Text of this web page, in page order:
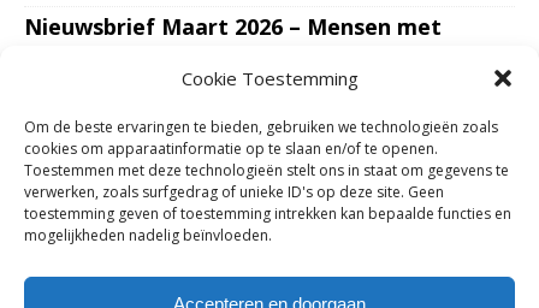
Cookie Toestemming
Om de beste ervaringen te bieden, gebruiken we technologieën zoals
cookies om apparaatinformatie op te slaan en/of te openen.
Toestemmen met deze technologieën stelt ons in staat om gegevens te
verwerken, zoals surfgedrag of unieke ID's op deze site. Geen
toestemming geven of toestemming intrekken kan bepaalde functies en
mogelijkheden nadelig beïnvloeden.
Accepteren en doorgaan
Nieuwsbrief Maart 2026 – Mensen met
Nieuwsbrief Januari – Februari 2026 – Mensen
met dementie in Groningen
7 February 2026 0
Ondersteun mantelzorgers – gun hun een
adempauze in De Opstap. Inzamelingsactie
voor De Opstap gestart op GoFundMe
0